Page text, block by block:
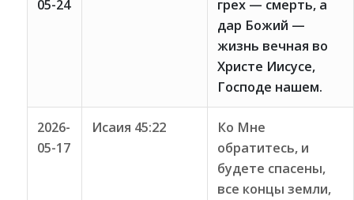
05-24
грех — смерть, а
дар Божий —
жизнь вечная во
Христе Иисусе,
Господе нашем.
2026-
05-17
Исаия 45:22
Ко Мне
обратитесь, и
будете спасены,
все концы земли,